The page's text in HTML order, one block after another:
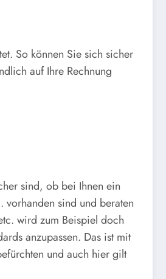
So können Sie sich sicher
auf Ihre Rechnung
sind, ob bei Ihnen ein
vorhanden sind und beraten
wird zum Beispiel doch
anzupassen. Das ist mit
und auch hier gilt